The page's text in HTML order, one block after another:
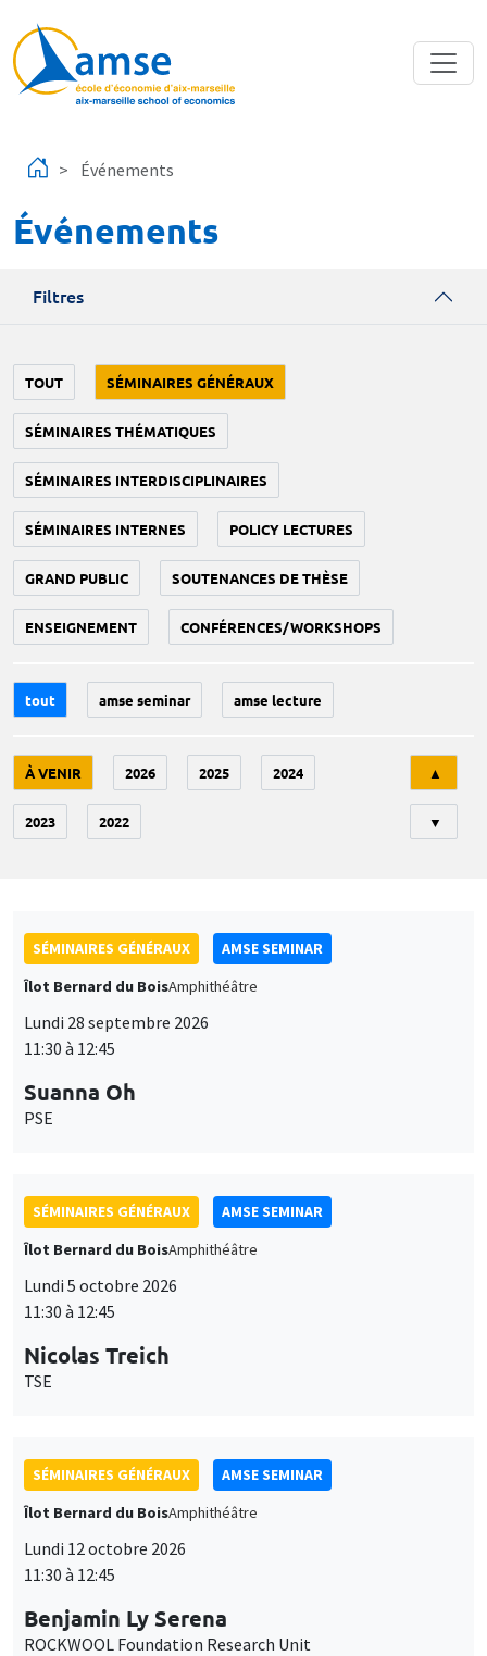
Événements
Événements
Filtres
TOUT SÉMINAIRES GÉNÉRAUX
SÉMINAIRES THÉMATIQUES
SÉMINAIRES INTERDISCIPLINAIRES
SÉMINAIRES INTERNES POLICY LECTURES
GRAND PUBLIC SOUTENANCES DE THÈSE
ENSEIGNEMENT CONFÉRENCES/WORKSHOPS
tout amse seminar amse lecture
À VENIR 2026 2025 2024
2023 2022
▲
▼
SÉMINAIRES GÉNÉRAUX
AMSE SEMINAR
Îlot Bernard du BoisAmphithéâtre
Lundi 28 septembre 2026
11:30 à 12:45
Suanna Oh
PSE
SÉMINAIRES GÉNÉRAUX
AMSE SEMINAR
Îlot Bernard du BoisAmphithéâtre
Lundi 5 octobre 2026
11:30 à 12:45
Nicolas Treich
TSE
SÉMINAIRES GÉNÉRAUX
AMSE SEMINAR
Îlot Bernard du BoisAmphithéâtre
Lundi 12 octobre 2026
11:30 à 12:45
Benjamin Ly Serena
ROCKWOOL Foundation Research Unit